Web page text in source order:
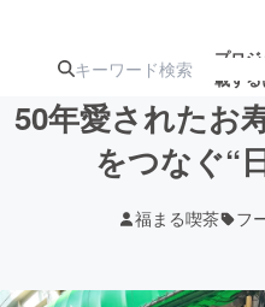
プロ
載す
注目のリ
ターン
注目の新着
ジェクト
50年愛されたお
をつなぐ“
福まる喫茶 フ